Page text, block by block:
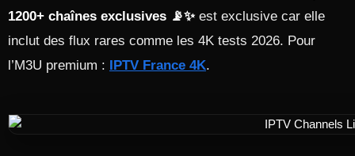
1200+ chaînes exclusives 📡✨ est exclusive car elle
inclut des flux rares comme les 4K tests 2026. Pour
l’M3U premium : IPTV France 4K.